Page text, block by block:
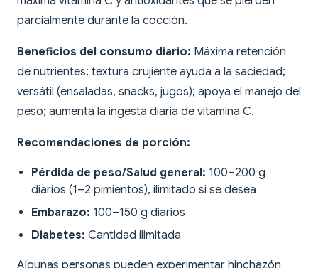
parcialmente durante la cocción.
Beneficios del consumo diario: Máxima retención
de nutrientes; textura crujiente ayuda a la saciedad;
versátil (ensaladas, snacks, jugos); apoya el manejo del
peso; aumenta la ingesta diaria de vitamina C.
Recomendaciones de porción:
Pérdida de peso/Salud general: 100–200 g
diarios (1–2 pimientos), ilimitado si se desea
Embarazo: 100–150 g diarios
Diabetes: Cantidad ilimitada